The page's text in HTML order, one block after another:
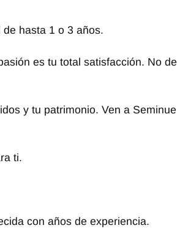
hasta 1 o 3 años.
es tu total satisfacción. No de
y tu patrimonio. Ven a Seminue
ti.
con años de experiencia.